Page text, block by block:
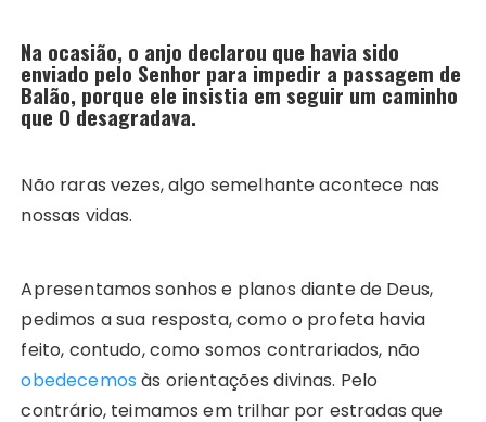
Na ocasião, o anjo declarou que havia sido
enviado pelo Senhor para impedir a passagem de
Balão, porque ele insistia em seguir um caminho
que O desagradava.
Não raras vezes, algo semelhante acontece nas
nossas vidas.
Apresentamos sonhos e planos diante de Deus,
pedimos a sua resposta, como o profeta havia
feito, contudo, como somos contrariados, não
obedecemos às orientações divinas. Pelo
contrário, teimamos em trilhar por estradas que